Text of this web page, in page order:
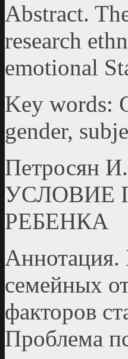
Abstract.
research
emotional
Key words:
gender,
УСЛОВИЕ
РЕБЕНКА
Аннотация.
семейных
факторов
Проблема